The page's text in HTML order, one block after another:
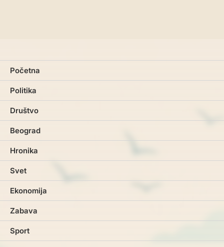
Početna
Politika
Društvo
Beograd
Hronika
Svet
Ekonomija
Zabava
Sport